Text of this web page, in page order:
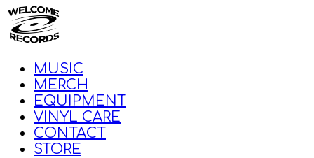
MUSIC
MERCH
EQUIPMENT
VINYL CARE
CONTACT
STORE